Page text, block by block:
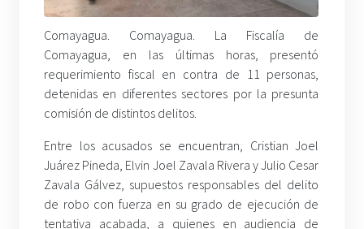
Comayagua. Comayagua. La Fiscalía de
Comayagua, en las últimas horas, presentó
requerimiento fiscal en contra de 11 personas,
detenidas en diferentes sectores por la presunta
comisión de distintos delitos.
Entre los acusados se encuentran, Cristian Joel
Juárez Pineda, Elvin Joel Zavala Rivera y Julio Cesar
Zavala Gálvez, supuestos responsables del delito
de robo con fuerza en su grado de ejecución de
tentativa acabada, a quienes en audiencia de